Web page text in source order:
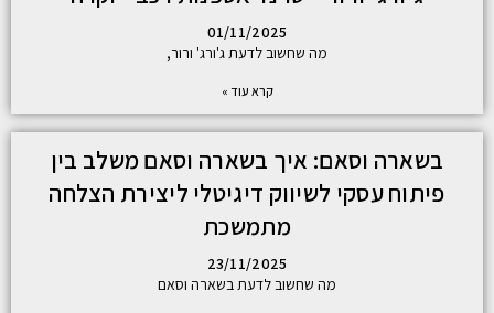
01/11/2025
מה שחשוב לדעת ג'ורג' ורור,
קרא עוד »
בשארה וסאם: איך בשארה וסאם משלב בין
פיתוח עסקי לשיווק דיגיטלי ליצירת הצלחה
מתמשכת
23/11/2025
מה שחשוב לדעת בשארה וסאם